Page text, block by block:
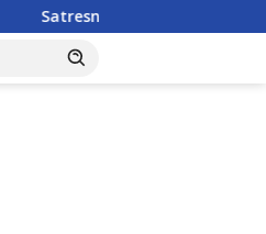
Parigi Moutong Ungkap